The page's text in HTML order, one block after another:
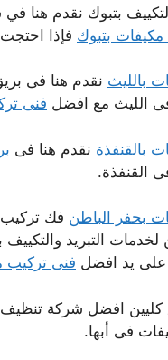
بتبوك نقدم
بتبوك فإذا
بالليث نقدم هنا فى
الليث مع افضل فنى
بالقنفذة نقدم هنا فى
القنفذة.
بحفر الباطن فك
لخدمات التبريد
على يد افضل فنى تركيب
كليين افضل شركة
فى أبها.